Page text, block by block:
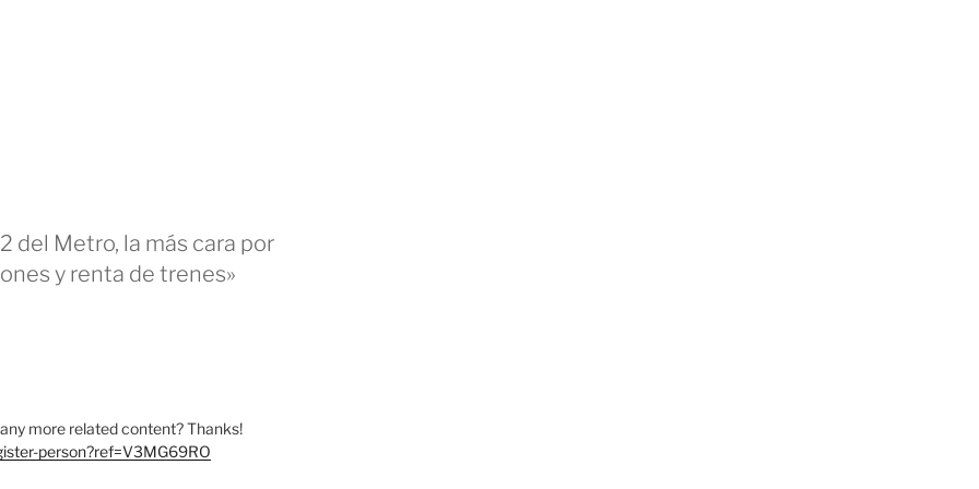
del Metro, la más cara por
y renta de trenes»
more related content? Thanks!
person?ref=V3MG69RO